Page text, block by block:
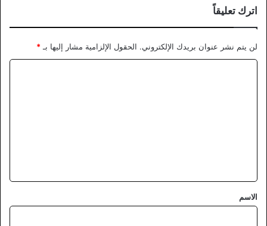
اترك تعليقاً
لن يتم نشر عنوان بريدك الإلكتروني. الحقول الإلزامية مشار إليها بـ *
*
الاسم